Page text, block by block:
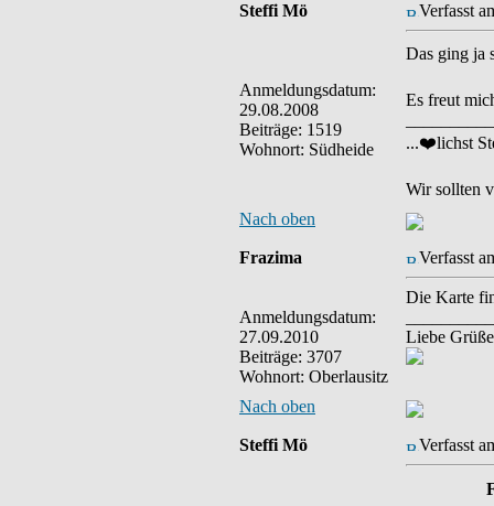
Steffi Mö
Anmeldungsdatum:
29.08.2008
Beiträge: 1519
Wohnort: Südheide
Verfasst
Das ging ja
Es freut
...❤️lichst
Wir sollten
Nach oben
Frazima
Anmeldungsdatum:
27.09.2010
Beiträge: 3707
Wohnort: Oberlausitz
Verfasst
Die Karte
Liebe
Nach oben
Steffi Mö Verfasst